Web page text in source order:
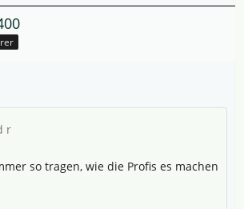
r
so tragen, wie die Profis es machen